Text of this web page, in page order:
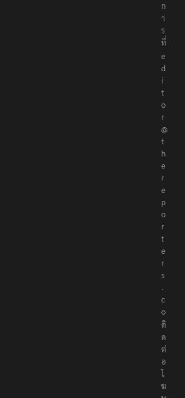
ก
า
ร
ที่
e
d
i
t
o
r
@
t
h
e
r
e
p
o
r
t
e
r
s
.
c
o
ติ
ด
ต่
อ
โ
ฆ